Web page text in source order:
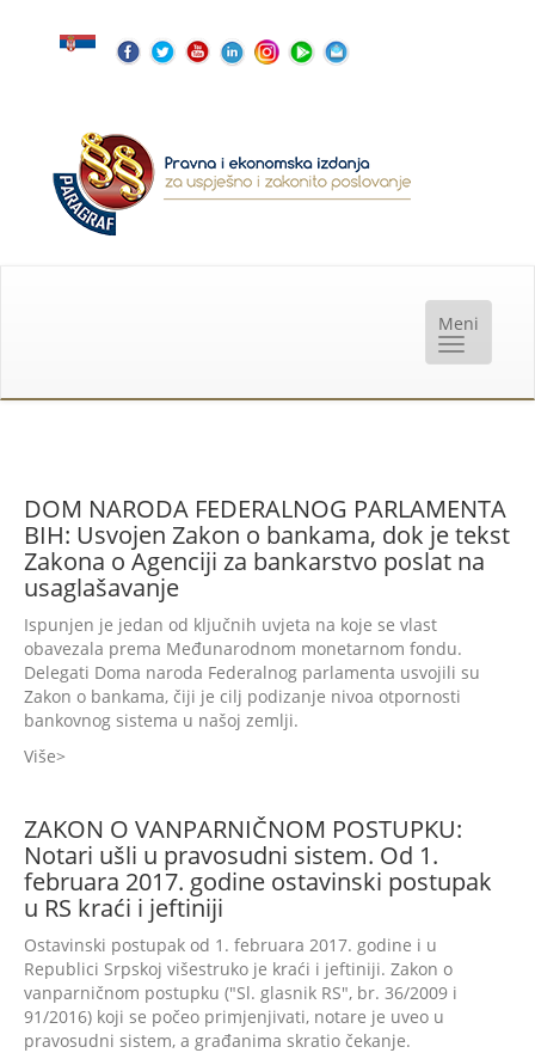
DOM NARODA FEDERALNOG PARLAMENTA
BIH: Usvojen Zakon o bankama, dok je tekst
Zakona o Agenciji za bankarstvo poslat na
usaglašavanje
Ispunjen je jedan od ključnih uvjeta na koje se vlast
obavezala prema Međunarodnom monetarnom fondu.
Delegati Doma naroda Federalnog parlamenta usvojili su
Zakon o bankama, čiji je cilj podizanje nivoa otpornosti
bankovnog sistema u našoj zemlji.
Više
ZAKON O VANPARNIČNOM POSTUPKU:
Notari ušli u pravosudni sistem. Od 1.
februara 2017. godine ostavinski postupak
u RS kraći i jeftiniji
Ostavinski postupak od 1. februara 2017. godine i u
Republici Srpskoj višestruko je kraći i jeftiniji. Zakon o
vanparničnom postupku ("Sl. glasnik RS", br. 36/2009 i
91/2016) koji se počeo primjenjivati, notare je uveo u
pravosudni sistem, a građanima skratio čekanje.